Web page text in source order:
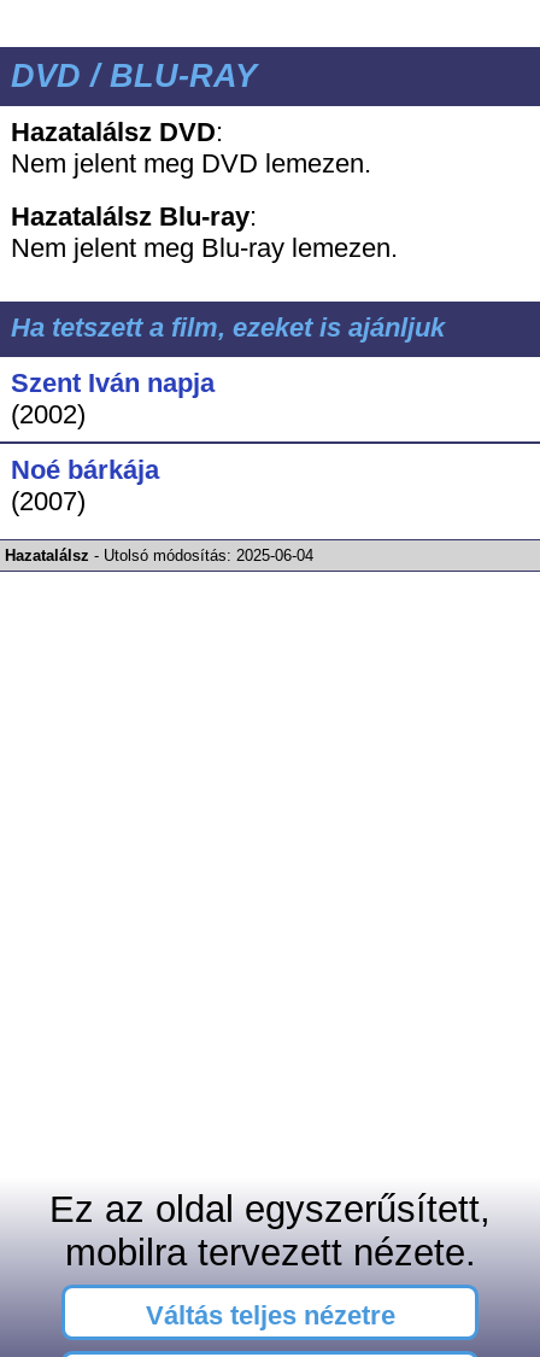
DVD / BLU-RAY
Hazatalálsz DVD:
Nem jelent meg DVD lemezen.
Hazatalálsz Blu-ray:
Nem jelent meg Blu-ray lemezen.
Ha tetszett a film, ezeket is ajánljuk
Szent Iván napja
(2002)
Noé bárkája
(2007)
Hazatalálsz - Utolsó módosítás: 2025-06-04
Ez az oldal egyszerűsített,
mobilra tervezett nézete.
Váltás teljes nézetre